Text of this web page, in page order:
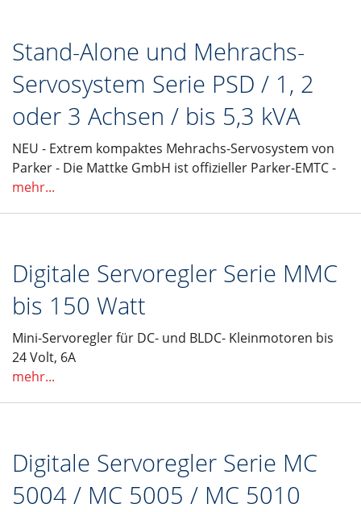
Stand-Alone und Mehrachs-
Servosystem Serie PSD / 1, 2
oder 3 Achsen / bis 5,3 kVA
NEU - Extrem kompaktes Mehrachs-Servosystem von
Parker - Die Mattke GmbH ist offizieller Parker-EMTC -
mehr...
Digitale Servoregler Serie MMC
bis 150 Watt
Mini-Servoregler für DC- und BLDC- Kleinmotoren bis
24 Volt, 6A
mehr...
Digitale Servoregler Serie MC
5004 / MC 5005 / MC 5010